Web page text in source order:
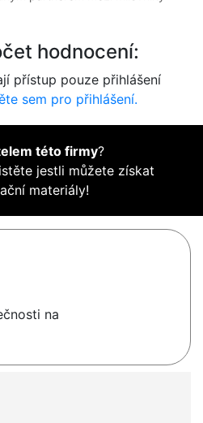
hodnocení:
přístup pouze přihlášení
sem pro přihlášení.
této firmy?
jestli můžete získat
materiály!
na